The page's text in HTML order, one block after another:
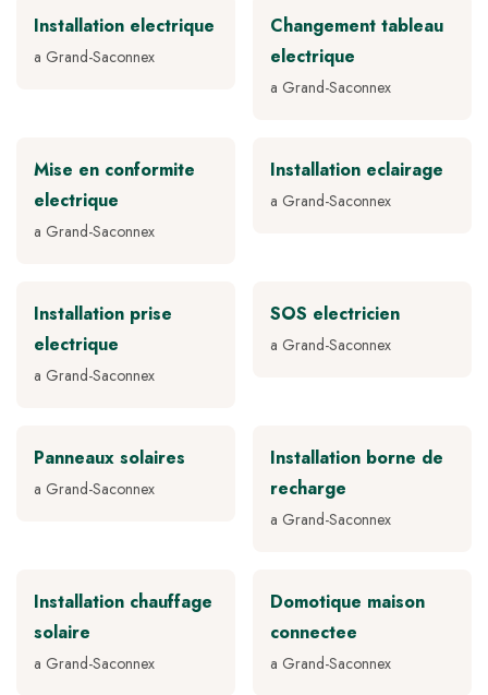
Installation electrique
a Grand-Saconnex
Changement tableau
electrique
a Grand-Saconnex
Mise en conformite
electrique
a Grand-Saconnex
Installation eclairage
a Grand-Saconnex
Installation prise
electrique
a Grand-Saconnex
SOS electricien
a Grand-Saconnex
Panneaux solaires
a Grand-Saconnex
Installation borne de
recharge
a Grand-Saconnex
Installation chauffage
solaire
a Grand-Saconnex
Domotique maison
connectee
a Grand-Saconnex